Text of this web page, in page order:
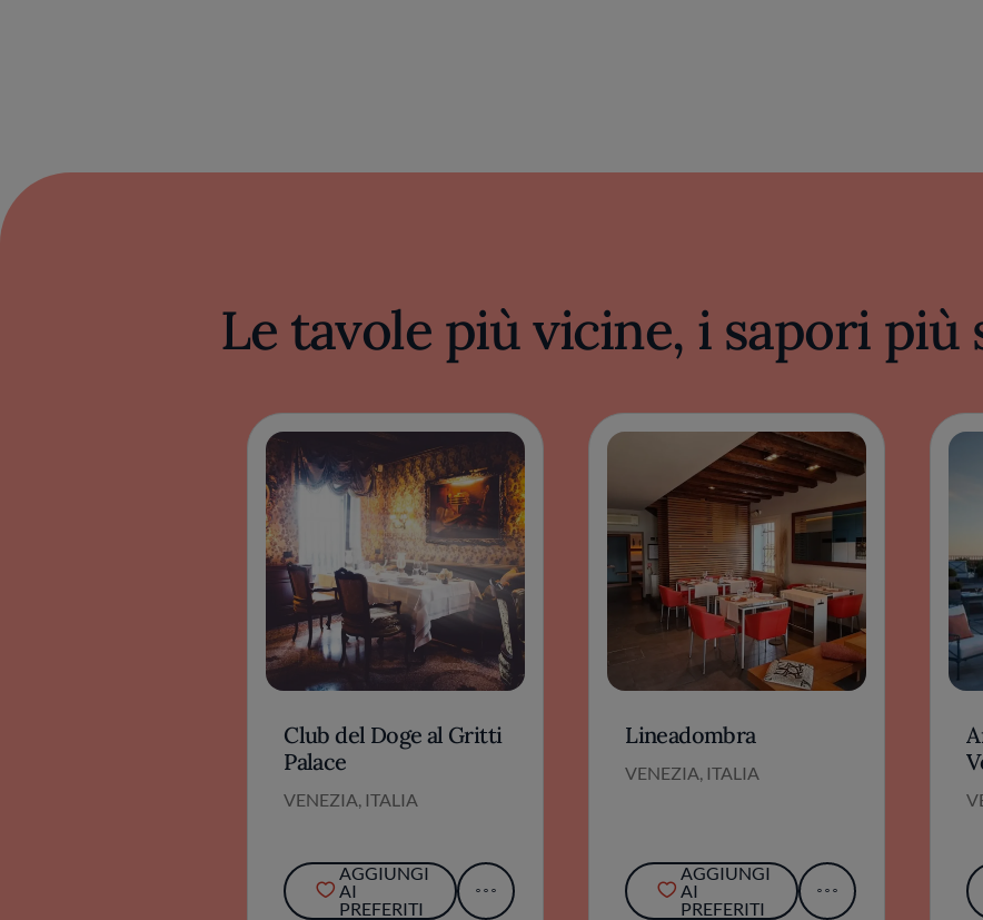
Le tavole più vicine, i sapori
Club del Doge al Gritti
Palace
VENEZIA, ITALIA
AGGIUNGI
AI
PREFERITI
Lineadombra
VENEZIA, ITALIA
AGGIUNGI
AI
PREFERITI